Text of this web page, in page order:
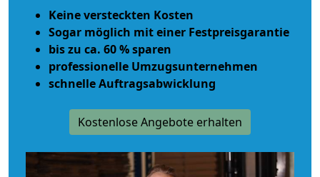
Keine versteckten Kosten
Sogar möglich mit einer Festpreisgarantie
bis zu ca. 60 % sparen
professionelle Umzugsunternehmen
schnelle Auftragsabwicklung
Kostenlose Angebote erhalten